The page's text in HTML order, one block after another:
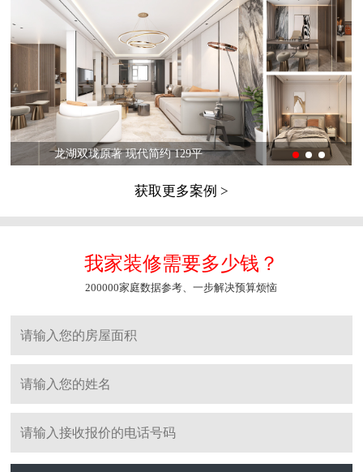
龙湖双珑原著 现代简约 129平
获取更多案例 >
我家装修需要多少钱？
200000家庭数据参考、一步解决预算烦恼